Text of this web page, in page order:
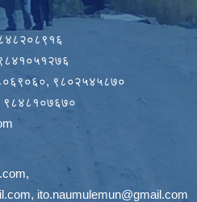
९८४१०५१२७६
९८०२५४५८७०
९८४८१०७६७०
,
, ito.naumulemun@gmail.com